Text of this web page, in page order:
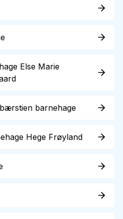
Else Marie
barnehage
Hege Frøyland